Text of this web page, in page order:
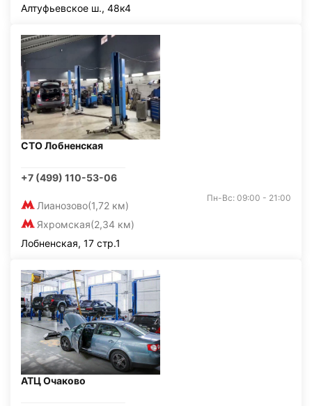
Алтуфьевское ш., 48к4
СТО Лобненская
+7 (499) 110-53-06
Лианозово(1,72 км)
Яхромская(2,34 км)
Пн-Вс: 09:00 - 21:00
Лобненская, 17 стр.1
АТЦ Очаково